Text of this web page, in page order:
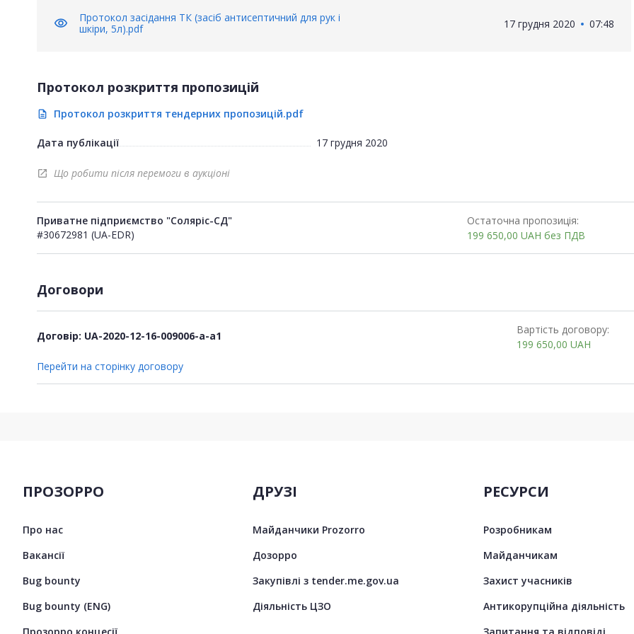
visibility
Протокол засідання ТК (засіб антисептичний для рук і
шкіри, 5л).pdf
17 грудня 2020 07:48
Протокол розкриття пропозицій
description Протокол розкриття тендерних пропозицій.pdf
Дата публікації 17 грудня 2020
open_in_new Що робити після перемоги в аукціоні
Приватне підприємство "Соляріс-СД"
#30672981 (UA-EDR)
Остаточна пропозиція:
199 650,00 UAH без ПДВ
Договори
Договір: UA-2020-12-16-009006-a-a1
Вартість договору:
199 650,00 UAH
Перейти на сторінку договору
ПРОЗОРРО
Про нас
Вакансії
Bug bounty
Bug bounty (ENG)
ДРУЗІ
Майданчики Prozorro
Дозорро
Закупівлі з tender.me.gov.ua
Діяльність ЦЗО
РЕСУРСИ
Розробникам
Майданчикам
Захист учасників
Антикорупційна діяльність